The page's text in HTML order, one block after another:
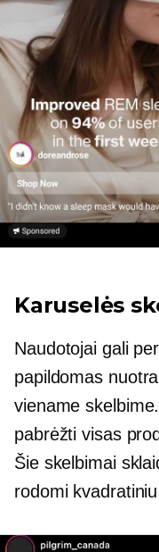
Karuselės
Naudotojai gali
papildomas
viename
pabrėžti visas
Šie skelbimai
rodomi